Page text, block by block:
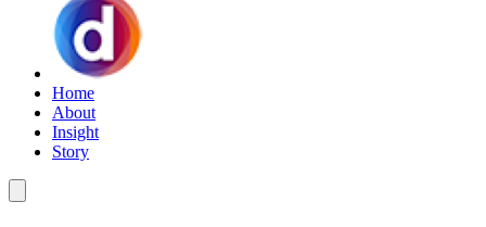
Home
About
Insight
Story